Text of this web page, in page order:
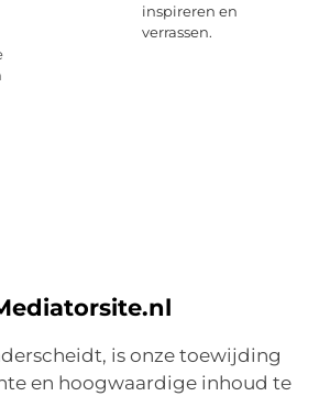
inspireren en
verrassen.
is onze toewijding
en hoogwaardige inhoud te